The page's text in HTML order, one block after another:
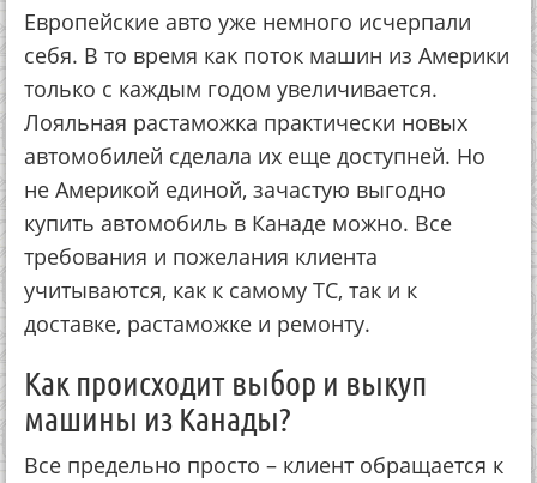
Европейские авто уже немного исчерпали
себя. В то время как поток машин из Америки
только с каждым годом увеличивается.
Лояльная растаможка практически новых
автомобилей сделала их еще доступней. Но
не Америкой единой, зачастую выгодно
купить автомобиль в Канаде можно. Все
требования и пожелания клиента
учитываются, как к самому ТС, так и к
доставке, растаможке и ремонту.
Как происходит выбор и выкуп
машины из Канады?
Все предельно просто – клиент обращается к